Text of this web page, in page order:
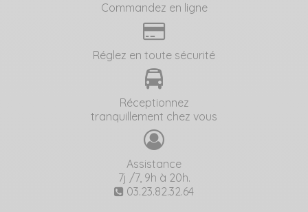
Commandez en ligne
Réglez en toute sécurité
Réceptionnez
tranquillement chez vous
Assistance
7j /7, 9h à 20h.
03.23.82.32.64